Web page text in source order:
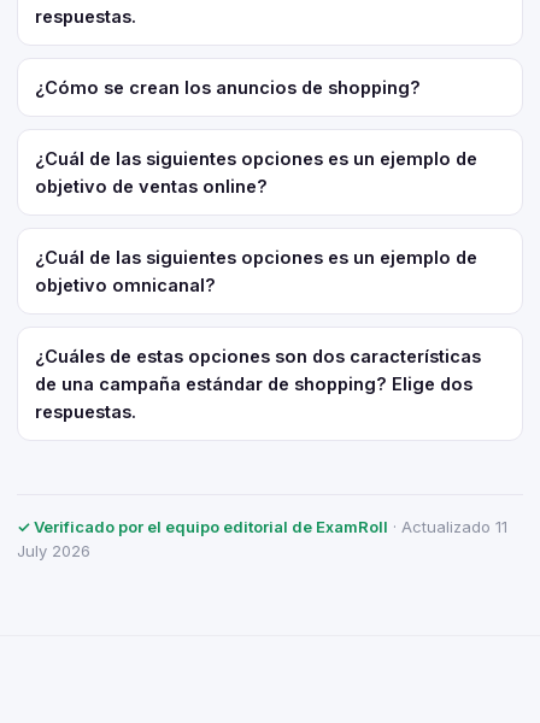
respuestas.
¿Cómo se crean los anuncios de shopping?
¿Cuál de las siguientes opciones es un ejemplo de
objetivo de ventas online?
¿Cuál de las siguientes opciones es un ejemplo de
objetivo omnicanal?
¿Cuáles de estas opciones son dos características
de una campaña estándar de shopping? Elige dos
respuestas.
✓ Verificado por el equipo editorial de ExamRoll · Actualizado 11
July 2026